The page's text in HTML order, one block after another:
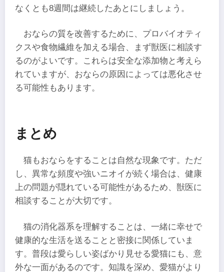
なくとも8週間は継続したあとにしましょう。
おならの質を改善するために、プロバイオティ
クスや食物繊維を加える場合、まず獣医に相談す
るのがよいです。これらは安全な添加物と考えら
れていますが、おならの原因によっては悪化させ
る可能性もあります。
まとめ
猫もおならをすることは自然な現象です。ただ
し、異常な頻度や強いニオイが続く場合は、健康
上の問題が隠れている可能性があるため、獣医に
相談することが大切です。
猫の消化器系を理解することは、一緒に幸せで
健康的な生活を送ることと密接に関係していま
す。普段は愛らしい姿ばかり見せる愛猫にも、意
外な一面があるのです。知識を深め、愛猫がより